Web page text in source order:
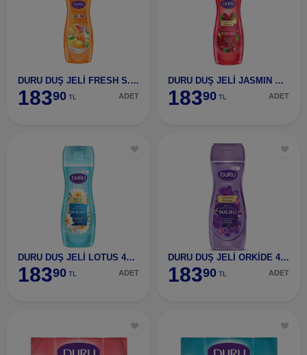
DURU DUŞ JELİ FRESH S.ENERJ.BOMBASI 450 ML
18390 TL ADET
DURU DUŞ JELİ JASMIN AMBER 450 ML
18390 TL ADET
DURU DUŞ JELİ LOTUS 450 ML
18390 TL ADET
DURU DUŞ JELİ ORKİDE 450 ML
18390 TL ADET